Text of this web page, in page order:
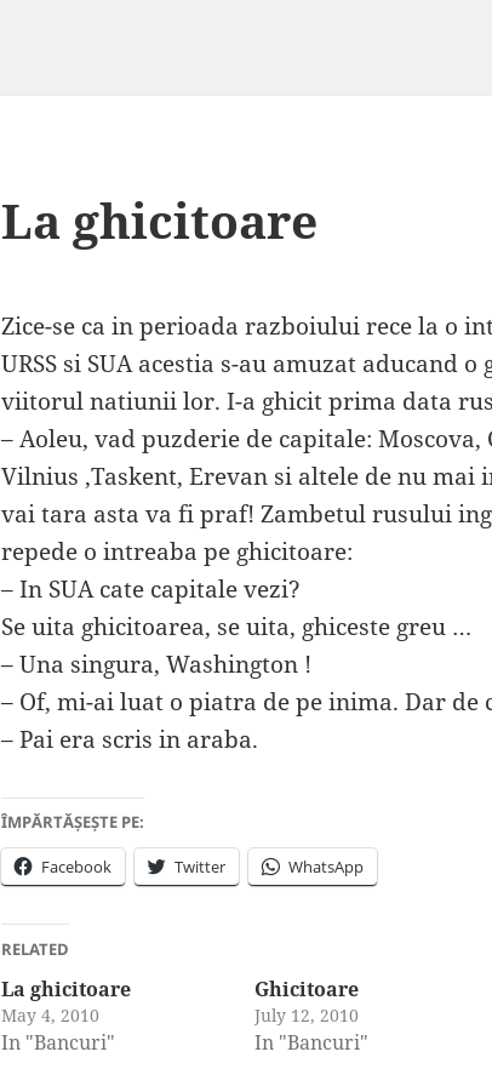
La ghicitoare
Zice-se ca in perioada razboiului rece la o
URSS si SUA acestia s-au amuzat aducand
viitorul natiunii lor. I-a ghicit prima data
– Aoleu, vad puzderie de capitale:
Vilnius ,Taskent, Erevan si altele de nu mai
vai tara asta va fi praf! Zambetul rusului
repede o intreaba pe ghicitoare:
– In SUA cate capitale vezi?
Se uita ghicitoarea, se uita, ghiceste greu …
– Una singura, Washington !
– Of, mi-ai luat o piatra de pe inima. Dar de
– Pai era scris in araba.
ÎMPĂRTĂȘEȘTE PE:
Facebook Twitter WhatsApp
RELATED
La ghicitoare
May 4, 2010
In "Bancuri"
Ghicitoare
July 12, 2010
In "Bancuri"